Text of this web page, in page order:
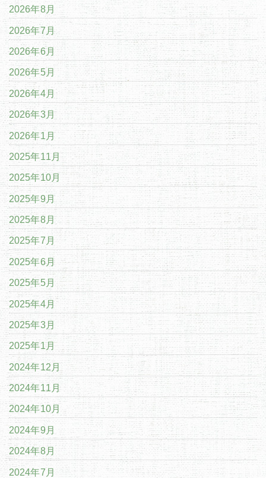
2026年8月
2026年7月
2026年6月
2026年5月
2026年4月
2026年3月
2026年1月
2025年11月
2025年10月
2025年9月
2025年8月
2025年7月
2025年6月
2025年5月
2025年4月
2025年3月
2025年1月
2024年12月
2024年11月
2024年10月
2024年9月
2024年8月
2024年7月